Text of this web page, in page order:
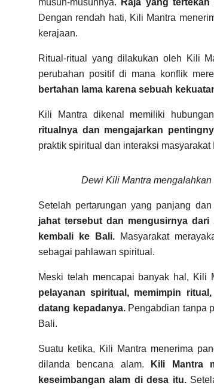
musuh-musuhnya.
Raja yang
Dengan rendah hati, Kili Mantra
kerajaan.
Ritual-ritual yang dilakukan oleh Kili
perubahan positif di mana konflik
bertahan lama karena sebuah
Kili Mantra dikenal memiliki
ritualnya dan mengajarkan
praktik spiritual dan interaksi
Dewi Kili Mantra
Setelah pertarungan yang panjang dan
jahat tersebut dan mengusirnya dari
kembali ke Bali.
Masyarakat
sebagai pahlawan spiritual.
Meski telah mencapai banyak hal, Kili
pelayanan spiritual, memimpin
datang kepadanya. Pengabdian tanpa
Bali.
Suatu ketika, Kili Mantra menerima
dilanda bencana alam.
Kili Mantra
keseimbangan alam di desa itu.